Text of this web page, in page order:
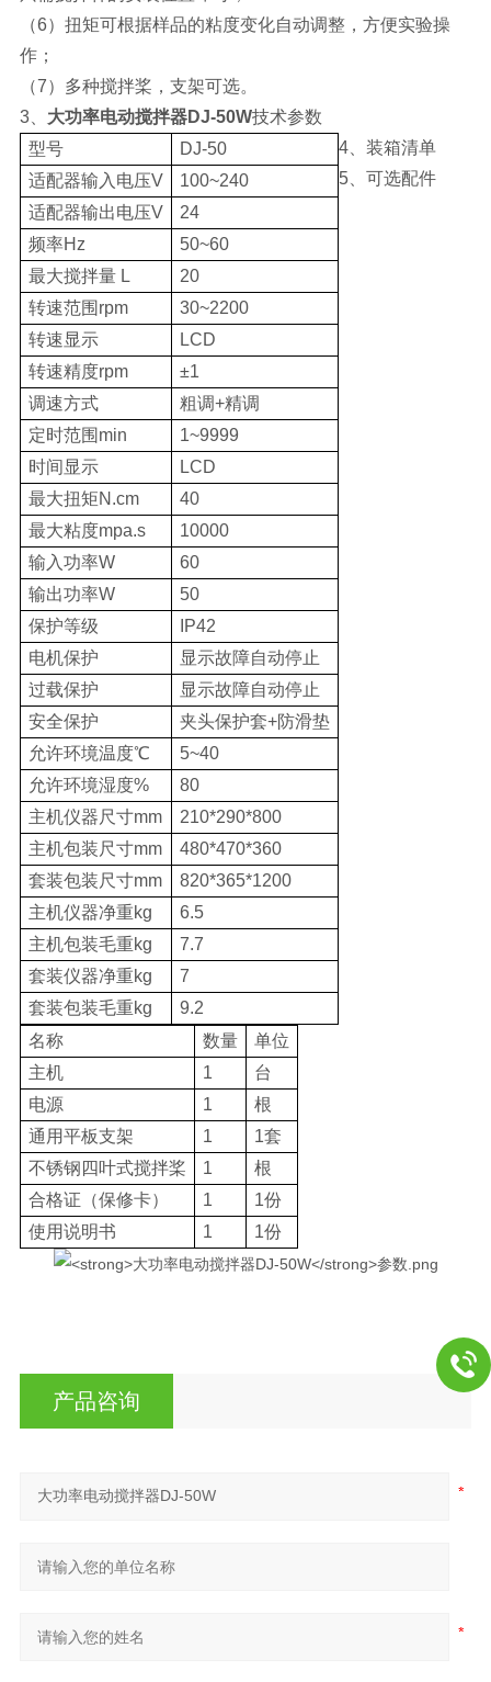
（6）扭矩可根据样品的粘度变化自动调整，方便实验操
作；
（7）多种搅拌桨，支架可选。
3、 大功率电动搅拌器DJ-50W技术参数
型号
DJ-50
适配器输入电压V
100~240
适配器输出电压V
24
频率Hz
50~60
最大搅拌量 L
20
转速范围rpm
30~2200
转速显示
LCD
转速精度rpm
±1
调速方式
粗调+精调
定时范围min
1~9999
时间显示
LCD
最大扭矩N.cm
40
最大粘度mpa.s
10000
输入功率W
60
输出功率W
50
保护等级
IP42
电机保护
显示故障自动停止
过载保护
显示故障自动停止
安全保护
夹头保护套+防滑垫
允许环境温度℃
5~40
允许环境湿度%
80
主机仪器尺寸mm
210*290*800
主机包装尺寸mm
480*470*360
套装包装尺寸mm
820*365*1200
主机仪器净重kg
6.5
主机包装毛重kg
7.7
套装仪器净重kg
7
套装包装毛重kg
9.2
4、装箱清单
名称 数量
单位
主机
1
台
电源
1
根
通用平板支架
1
1套
不锈钢四叶式搅拌桨
1
根
合格证（保修卡）
1
1份
使用说明书
1 1份
5、可选配件
产品咨询